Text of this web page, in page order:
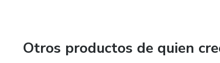
Otros productos de quien